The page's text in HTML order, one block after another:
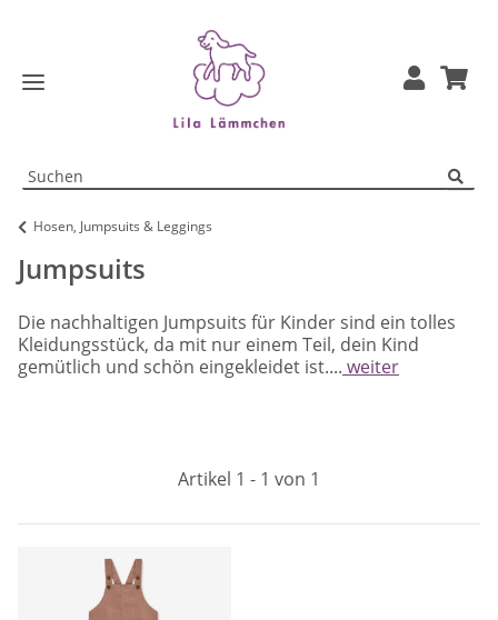
Hosen, Jumpsuits & Leggings
Jumpsuits
Die nachhaltigen Jumpsuits für Kinder sind ein tolles
Kleidungsstück, da mit nur einem Teil, dein Kind
gemütlich und schön eingekleidet ist.... weiter
Artikel 1 - 1 von 1